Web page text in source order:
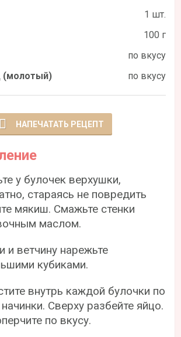
1 шт.
100 г
по вкусу
(молотый)
по вкусу
НАПЕЧАТАТЬ РЕЦЕПТ
у булочек верхушки,
стараясь не повредить
мякиш. Смажьте стенки
маслом.
и ветчину нарежьте
кубиками.
внутрь каждой булочки по
Сверху разбейте яйцо.
по вкусу.